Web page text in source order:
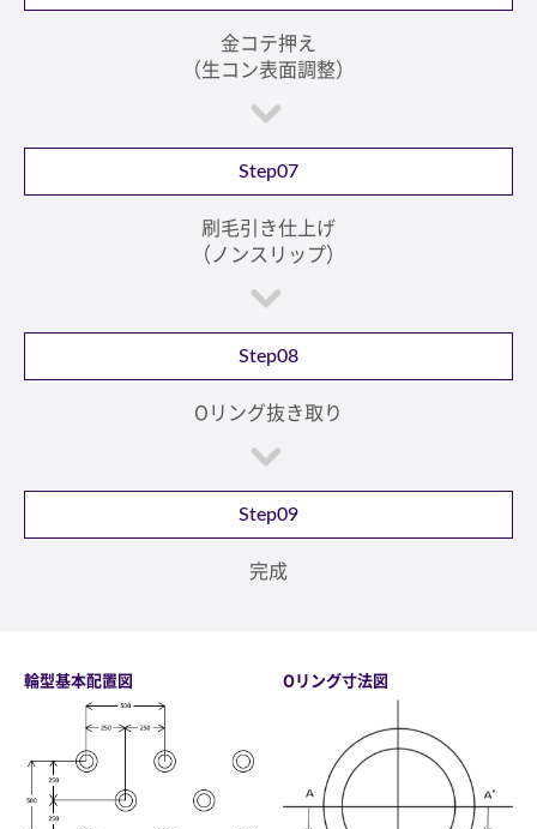
金コテ押え
（生コン表面調整）
Step07
刷毛引き仕上げ
（ノンスリップ）
Step08
Oリング抜き取り
Step09
完成
輪型基本配置図 Oリング寸法図